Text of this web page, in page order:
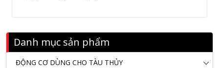
Danh mục sản phẩm
ĐỘNG CƠ DÙNG CHO TÀU THỦY